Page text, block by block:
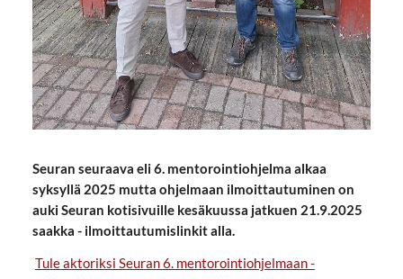
Seuran seuraava eli 6. mentorointiohjelma alkaa
syksyllä 2025 mutta ohjelmaan ilmoittautuminen on
auki Seuran kotisivuille kesäkuussa jatkuen 21.9.2025
saakka - ilmoittautumislinkit alla.
Tule aktoriksi Seuran 6. mentorointiohjelmaan -